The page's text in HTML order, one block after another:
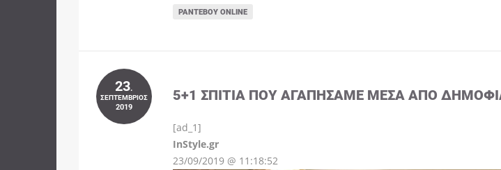
ΡΑΝΤΕΒΟΎ ONLINE
23.
ΣΕΠΤΈΜΒΡΙΟΣ
2019
5+1 ΣΠΊΤΙΑ ΠΟΥ ΑΓΑΠΉΣΑΜΕ ΜΈΣΑ ΑΠΌ
[ad_1]
InStyle.gr
23/09/2019 @ 11:18:52